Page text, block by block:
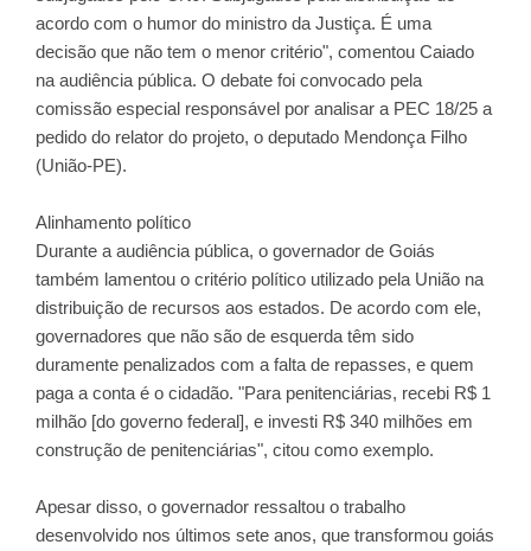
acordo com o humor do ministro da Justiça. É uma
decisão que não tem o menor critério", comentou Caiado
na audiência pública. O debate foi convocado pela
comissão especial responsável por analisar a PEC 18/25 a
pedido do relator do projeto, o deputado Mendonça Filho
(União-PE).
Alinhamento político
Durante a audiência pública, o governador de Goiás
também lamentou o critério político utilizado pela União na
distribuição de recursos aos estados. De acordo com ele,
governadores que não são de esquerda têm sido
duramente penalizados com a falta de repasses, e quem
paga a conta é o cidadão. "Para penitenciárias, recebi R$ 1
milhão [do governo federal], e investi R$ 340 milhões em
construção de penitenciárias", citou como exemplo.
Apesar disso, o governador ressaltou o trabalho
desenvolvido nos últimos sete anos, que transformou goiás